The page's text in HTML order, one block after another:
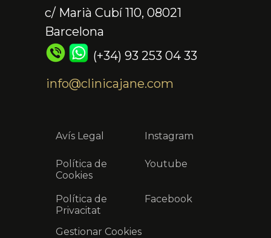
Instagram
Avís Legal
Youtube
Política de
Cookies
Facebook
Política de
Privacitat
(+34) 93 253 04 33
c/ Marià Cubí 110, 08021
Barcelona
info@clinicajane.com
Gestionar Cookies